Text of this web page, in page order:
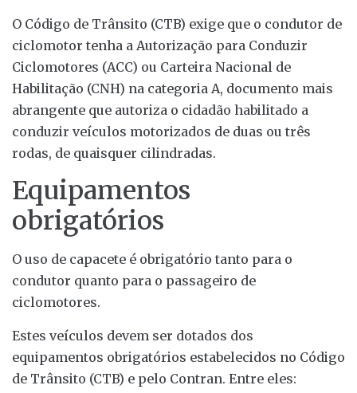
O Código de Trânsito (CTB) exige que o condutor de
ciclomotor tenha a Autorização para Conduzir
Ciclomotores (ACC) ou Carteira Nacional de
Habilitação (CNH) na categoria A, documento mais
abrangente que autoriza o cidadão habilitado a
conduzir veículos motorizados de duas ou três
rodas, de quaisquer cilindradas.
Equipamentos
obrigatórios
O uso de capacete é obrigatório tanto para o
condutor quanto para o passageiro de
ciclomotores.
Estes veículos devem ser dotados dos
equipamentos obrigatórios estabelecidos no Código
de Trânsito (CTB) e pelo Contran. Entre eles: